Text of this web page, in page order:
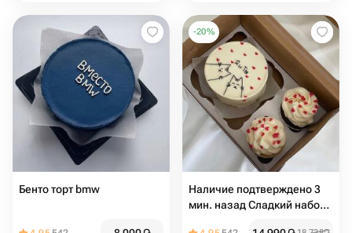
Бенто торт bmw
-20%
Наличие подтверждено 3
мин. назад Сладкий набор